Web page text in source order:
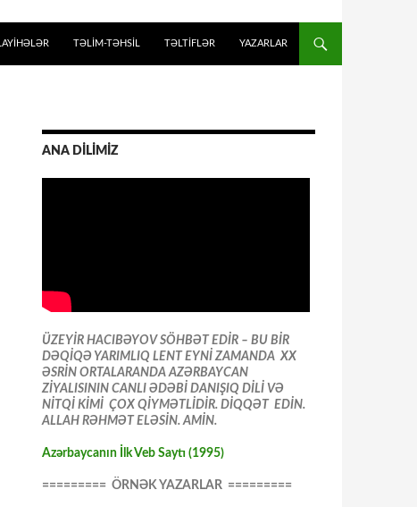
LAYİHƏLƏR TƏLIM-TƏHSIL TƏLTİFLƏR YAZARLAR
ANA DİLİMİZ
ÜZEYİR HACIBƏYOV SÖHBƏT EDİR – BU BİR
DƏQİQƏ YARIMLIQ LENT EYNİ ZAMANDA XX
ƏSRİN ORTALARANDA AZƏRBAYCAN
ZİYALISININ CANLI ƏDƏBİ DANIŞIQ DİLİ VƏ
NİTQİ KİMİ ÇOX QİYMƏTLİDİR. DİQQƏT EDİN.
ALLAH RƏHMƏT ELƏSİN. AMİN.
Azərbaycanın İlk Veb Saytı (1995)
========= ÖRNƏK YAZARLAR =========